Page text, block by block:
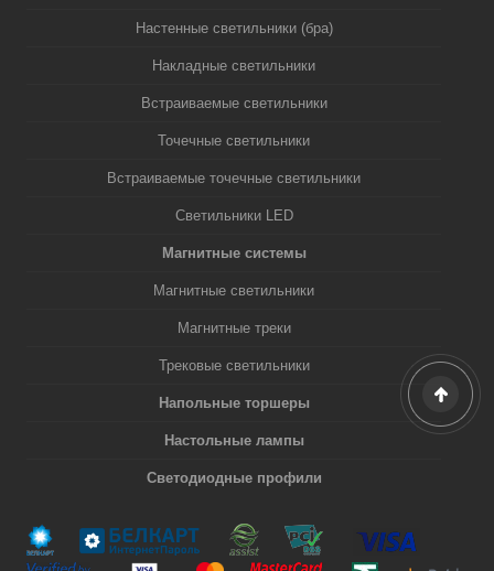
Настенные светильники (бра)
Накладные светильники
Встраиваемые светильники
Точечные светильники
Встраиваемые точечные светильники
Светильники LED
Магнитные системы
Магнитные светильники
Магнитные треки
Трековые светильники
Напольные торшеры
Настольные лампы
Светодиодные профили